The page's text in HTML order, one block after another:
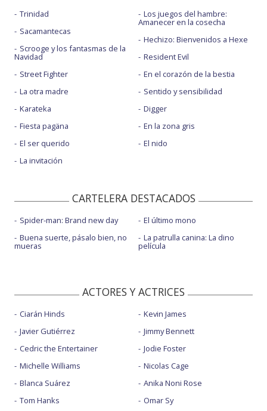
Trinidad
Sacamantecas
Scrooge y los fantasmas de la
Navidad
Street Fighter
La otra madre
Karateka
Fiesta pagäna
El ser querido
La invitación
Los juegos del hambre:
Amanecer en la cosecha
Hechizo: Bienvenidos a Hexe
Resident Evil
En el corazón de la bestia
Sentido y sensibilidad
Digger
En la zona gris
El nido
CARTELERA DESTACADOS
Spider-man: Brand new day
Buena suerte, pásalo bien, no
mueras
El último mono
La patrulla canina: La dino
película
ACTORES Y ACTRICES
Ciarán Hinds
Javier Gutiérrez
Cedric the Entertainer
Michelle Williams
Blanca Suárez
Tom Hanks
Kevin James
Jimmy Bennett
Jodie Foster
Nicolas Cage
Anika Noni Rose
Omar Sy